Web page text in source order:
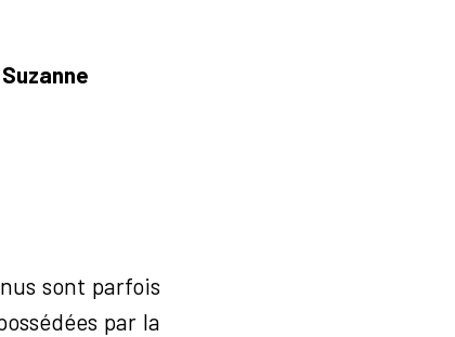
sont parfois
par la